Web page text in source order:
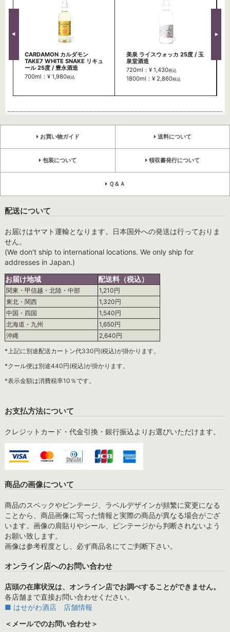
CARDAMON カルダモン
TAKE7 WHITE SNAKE リキュ
ール 25度 / 豊永酒造
700ml：¥ 1,980税込
美泉 ライスウォッカ 25度 / 玉
泉堂酒造
720ml：¥ 1,430税込
1800ml：¥ 2,860税込
お買い物ガイド 送料について
包装について 領収書発行について
Ｑ＆Ａ
配送について
お届けはヤマト運輸となります。日本国外への発送は行っておりま
せん。
(We don't ship to international locations. We only ship for
addresses in Japan.)
お届け地域
配送料（税込）
関東・甲信越・北陸・中部
1,210円
東北・関西
1,320円
中国・四国
1,540円
北海道・九州
1,650円
沖縄
2,640円
*上記に別途配送カートン代330円(税込)が掛かります。
*クール便は別途440円(税込)が掛かります。
*表示金額は消費税率10％です。
お支払方法について
クレジットカード・代金引換・銀行振込よりお選びいただけます。
商品の画像について
商品のスペックやビンテージ、ラベルデザインが頻繁に変更になる
ことから、商品画像に写った情報と実際の商品が異なる場合がござ
います。画像の肩貼りやシール、ビンテージから判断されないよう
お願い致します。
画像は参考程度とし、必ず商品名にてご判断下さい。
オンライン店へのお問い合わせ
店頭の在庫状況は、オンライン店でお調べすることができません。
各店舗まで直接お問い合わせください。
■ はせがわ酒店 店舗情報
＜メールでのお問い合わせ＞